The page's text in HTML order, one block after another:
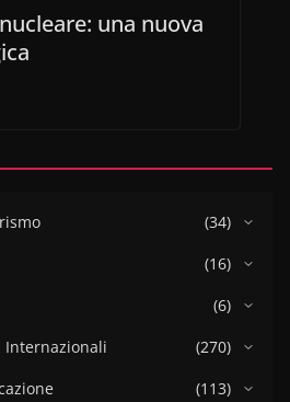
una nuova
(34)
(16)
(6)
Internazionali
(270)
(113)